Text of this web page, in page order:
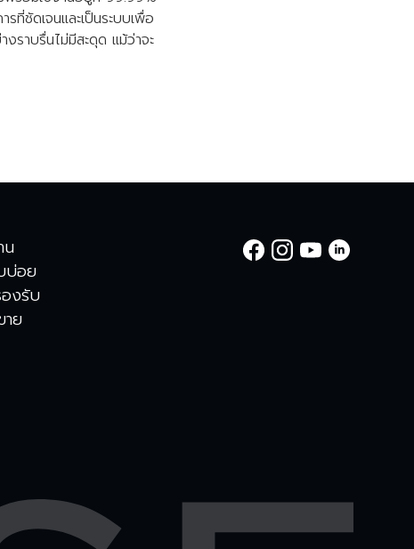
ที่ชัดเจนและเป็นระบบเพื่อ
ราบรื่นไม่มีสะดุด แม้ว่าจะ
น
บ่อย
งรับ
ย